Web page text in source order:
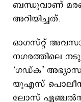
ബന്ധുവാണ്
അറിയിച്ചത്.
ഓഗസ്റ്റ്
നഗരത്തിലെ
‘ഗഡ്ക’
യുഎസ് പൊലീസ്
ലോസ് ഏഞ്ചൽസ്